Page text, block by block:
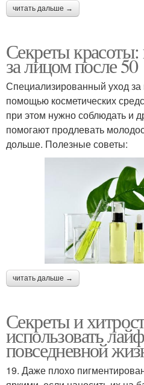
читать дальше →
Секреты красоты:
за лицом после 50
Специализированный уход за
помощью косметических
при этом нужно соблюдать и
помогают продлевать
дольше. Полезные советы:
читать дальше →
Секреты и
использовать
повседневной
19. Даже плохо